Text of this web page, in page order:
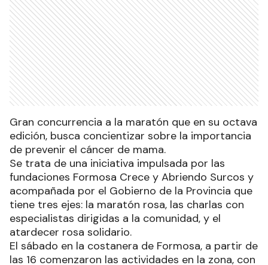
Gran concurrencia a la maratón que en su octava
edición, busca concientizar sobre la importancia
de prevenir el cáncer de mama.
Se trata de una iniciativa impulsada por las
fundaciones Formosa Crece y Abriendo Surcos y
acompañada por el Gobierno de la Provincia que
tiene tres ejes: la maratón rosa, las charlas con
especialistas dirigidas a la comunidad, y el
atardecer rosa solidario.
El sábado en la costanera de Formosa, a partir de
las 16 comenzaron las actividades en la zona, con